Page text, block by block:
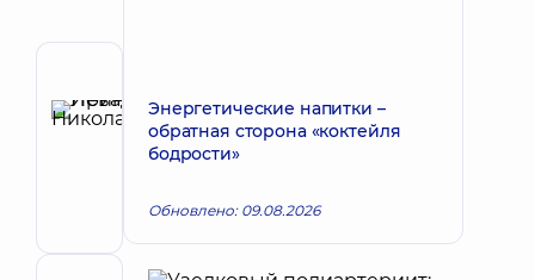
Левада
Ирина
Николаевна
Кардиолог;
Запись к врачу
Энергетические напитки –
обратная сторона «коктейля
бодрости»
Обновлено: 09.08.2026